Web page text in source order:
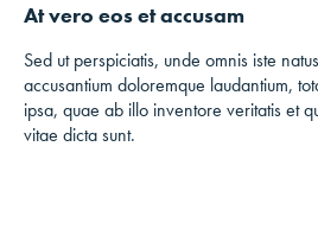
At vero eos et accusam
Sed ut perspiciatis, unde omnis iste
accusantium doloremque laudantium,
ipsa, quae ab illo inventore veritatis et
vitae dicta sunt.